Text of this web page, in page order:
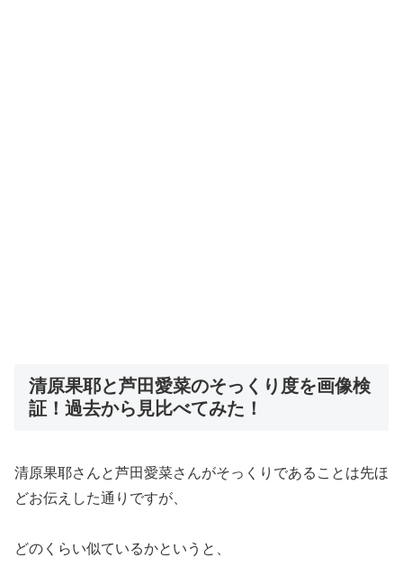
清原果耶と芦田愛菜のそっくり度を画像検
証！過去から見比べてみた！
清原果耶さんと芦田愛菜さんがそっくりであることは先ほ
どお伝えした通りですが、
どのくらい似ているかというと、